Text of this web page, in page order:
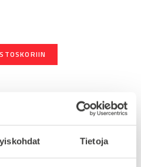
Tietoja
pituus alle 1900mm.